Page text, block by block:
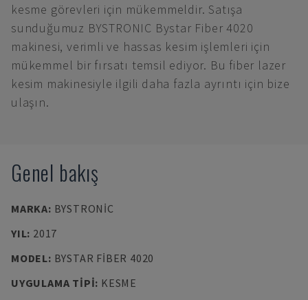
kesme görevleri için mükemmeldir. Satışa
sunduğumuz BYSTRONIC Bystar Fiber 4020
makinesi, verimli ve hassas kesim işlemleri için
mükemmel bir fırsatı temsil ediyor. Bu fiber lazer
kesim makinesiyle ilgili daha fazla ayrıntı için bize
ulaşın.
Genel bakış
MARKA: BYSTRONIC
YIL: 2017
MODEL: BYSTAR FIBER 4020
UYGULAMA TIPI: KESME